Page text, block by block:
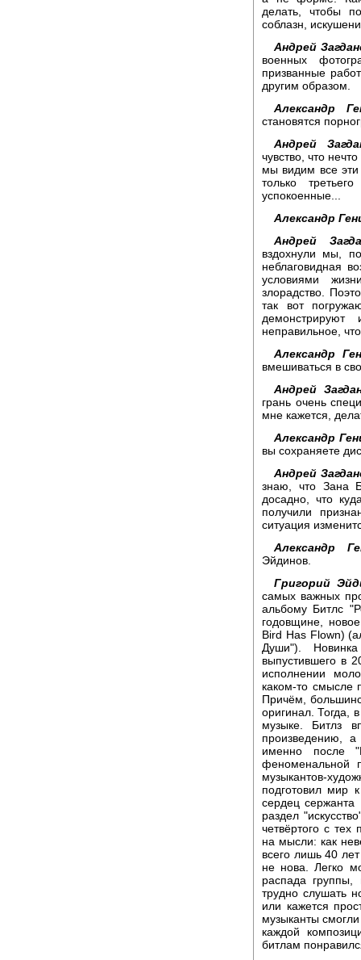
делать, чтобы
соблазн,
Андрей
военных
призванные
другим образом.
Александр
становятся
Андрей
чувство, что
мы видим все эти
только
успокоенные...
Александр
Андрей
вздохнули мы,
неблаговидная
условиями
злорадство.
так вот
неправильное,
Александр
вмешиваться в
Андрей
грань очень
мне кажется,
Александр
вы сохраняете
Андрей
знаю, что Зана
досадно, что
получили
ситуация
Александр
Эйдинов.
Григорий
самых важных
альбому Битлс
годовщине,
Bird Has Flown)
Души").
выпустившего в
исполнении
каком-то смысле
Причём,
оригинал. Тогда,
музыке. Битлз
произведению,
именно после
феноменальной
музыкантов-
подготовил мир
сердец
раздел
четвёртого с
на мысли: как
всего лишь 40
не нова. Легко
распада
трудно слушать
или кажется
музыканты
каждой
битлам